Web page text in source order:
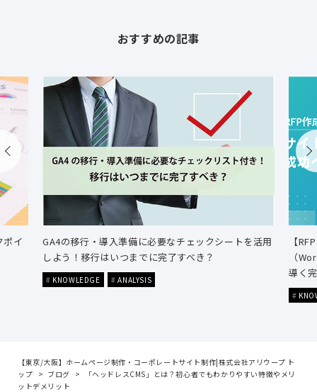
おすすめの記事
ポイ
GA4の移行・導入準備に必要なチェックシートを活用
しよう！移行はいつまでに完了すべき？
KNOWLEDGE ANALYSIS
【
（
導く
【東京/大阪】ホームページ制作・コーポレートサイト制作|株式会社アリウープ ト
ップ
ブログ
「ヘッドレスCMS」とは？初心者でもわかりやすい特徴やメリ
ットデメリット